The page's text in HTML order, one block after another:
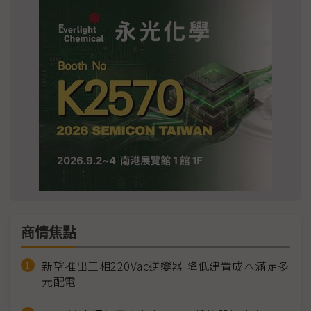
商情焦點
新望推出三相220Vac逆變器 降低建置成本滿足多
元配電